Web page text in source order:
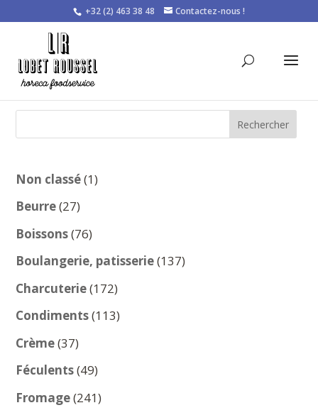
+32 (2) 463 38 48 Contactez-nous !
Rechercher
Non classé 11
Beurre 2727
produits
Boissons 7676
produits
Boulangerie, patisserie 137137
Charcuterie 172172
produits
Condiments 113113
Crème 3737
produits
Féculents 4949
produits
Fromage 241241